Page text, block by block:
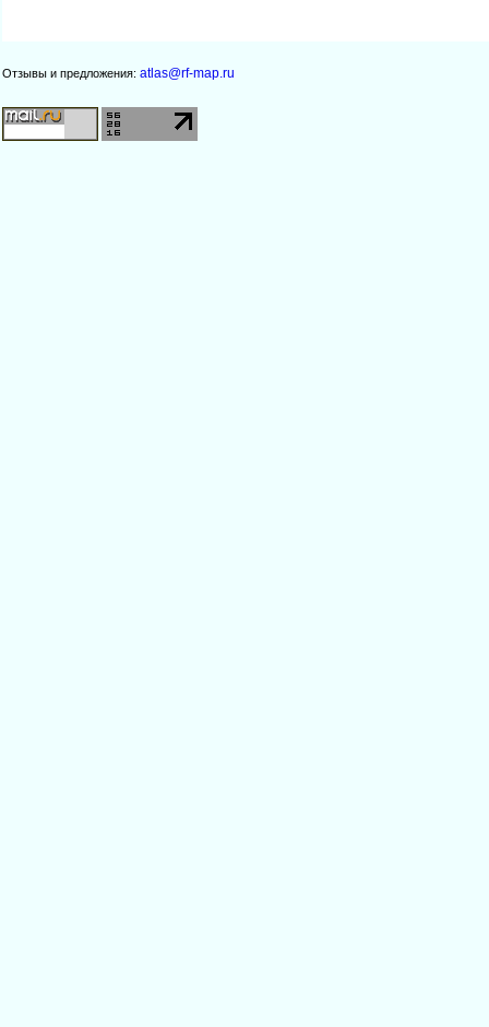
Отзывы и предложения: atlas@rf-map.ru